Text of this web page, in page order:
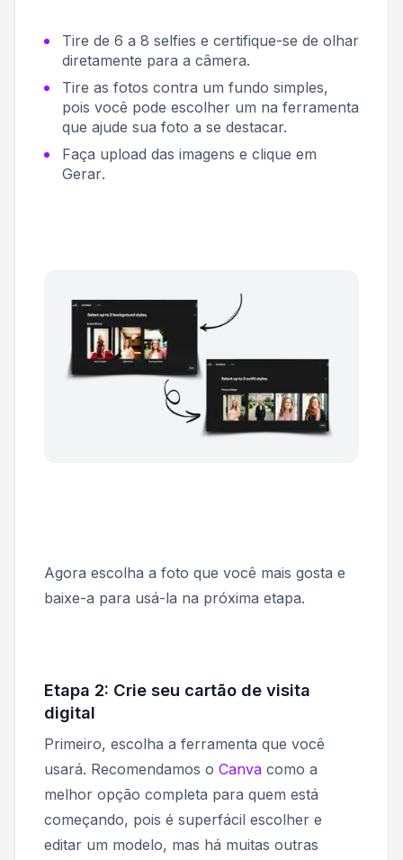
Tire de 6 a 8 selfies e certifique-se de olhar
diretamente para a câmera.
Tire as fotos contra um fundo simples,
pois você pode escolher um na ferramenta
que ajude sua foto a se destacar.
Faça upload das imagens e clique em
Gerar.
Agora escolha a foto que você mais gosta e
baixe-a para usá-la na próxima etapa.
Etapa 2: Crie seu cartão de visita
digital
Primeiro, escolha a ferramenta que você
usará. Recomendamos o Canva como a
melhor opção completa para quem está
começando, pois é superfácil escolher e
editar um modelo, mas há muitas outras